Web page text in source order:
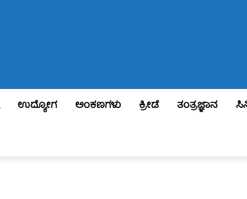
ಉದ್ಯೋಗ ಅಂಕಣಗಳು ಕ್ರೀಡೆ ತಂತ್ರಜ್ಞಾನ